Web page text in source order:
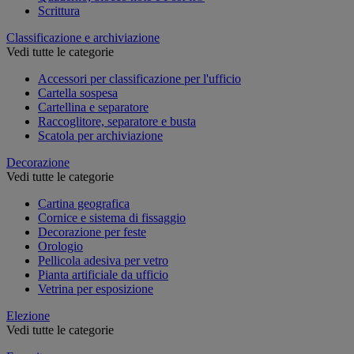
Scrittura
Classificazione e archiviazione
Vedi tutte le categorie
Accessori per classificazione per l'ufficio
Cartella sospesa
Cartellina e separatore
Raccoglitore, separatore e busta
Scatola per archiviazione
Decorazione
Vedi tutte le categorie
Cartina geografica
Cornice e sistema di fissaggio
Decorazione per feste
Orologio
Pellicola adesiva per vetro
Pianta artificiale da ufficio
Vetrina per esposizione
Elezione
Vedi tutte le categorie